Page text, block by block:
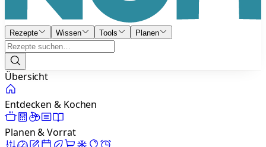
Rezepte Wissen Tools Planen
Übersicht
Entdecken & Kochen
Planen & Vorrat